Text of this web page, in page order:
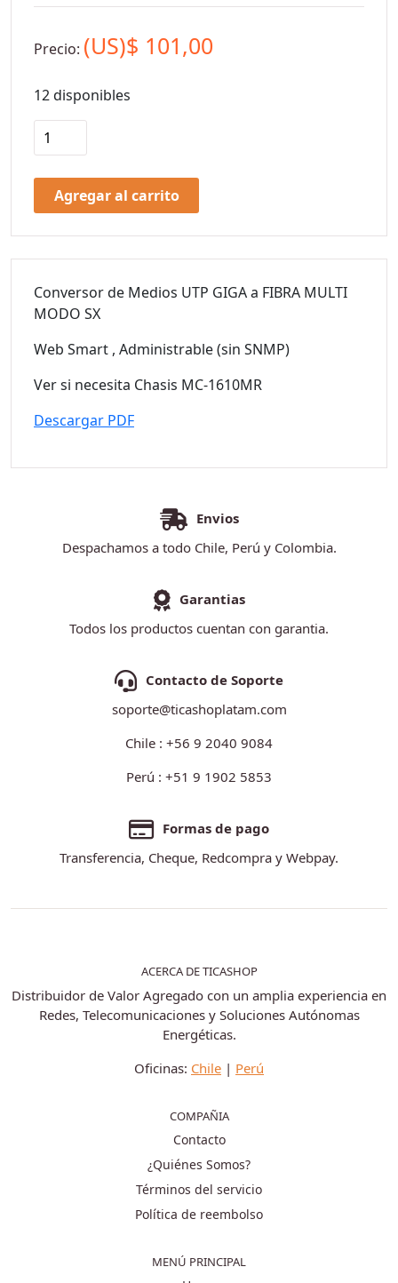
Precio: (US)$ 101,00
12 disponibles
Agregar al carrito
Conversor de Medios UTP GIGA a FIBRA MULTI
MODO SX
Web Smart , Administrable (sin SNMP)
Ver si necesita Chasis MC-1610MR
Descargar PDF
Envios
Despachamos a todo Chile, Perú y Colombia.
Garantias
Todos los productos cuentan con garantia.
Contacto de Soporte
soporte@ticashoplatam.com
Chile : +56 9 2040 9084
Perú : +51 9 1902 5853
Formas de pago
Transferencia, Cheque, Redcompra y Webpay.
ACERCA DE TICASHOP
Distribuidor de Valor Agregado con un amplia experiencia en
Redes, Telecomunicaciones y Soluciones Autónomas
Energéticas.
Oficinas: Chile | Perú
COMPAÑIA
Contacto
¿Quiénes Somos?
Términos del servicio
Política de reembolso
MENÚ PRINCIPAL